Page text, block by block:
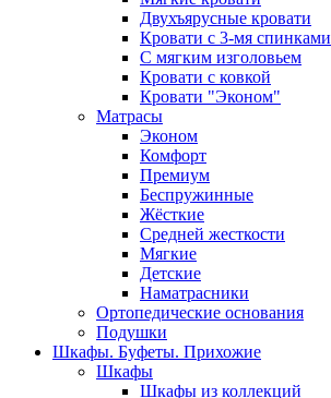
Двухъярусные кровати
Кровати с 3-мя спинками
С мягким изголовьем
Кровати с ковкой
Кровати "Эконом"
Матрасы
Эконом
Комфорт
Премиум
Беспружинные
Жёсткие
Средней жесткости
Мягкие
Детские
Наматрасники
Ортопедические основания
Подушки
Шкафы. Буфеты. Прихожие
Шкафы
Шкафы из коллекций